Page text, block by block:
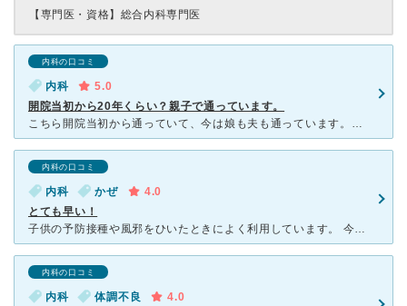
【専門医・資格】 総合内科専門医
内科の口コミ
内科
5.0
開院当初から20年くらい？親子で通っています。
こちら開院当初から通っていて、今は娘も夫も通っています。途中引っ越しをしてますが通っています。 この先生は、わからない時に適当な診断名をつけません。真面目で柔らかな先生でデータをきちんと調べてく
内科の口コミ
内科 かぜ
4.0
とても早い！
子供の予防接種や風邪をひいたときによく利用しています。 今まで行ったどの病院より、待ち時間が少なく診察もスピーディーです。 先生や看護師さんはテキパキとしていて、いつも診察時間は3分ほどです。（予
内科の口コミ
内科 体調不良
4.0